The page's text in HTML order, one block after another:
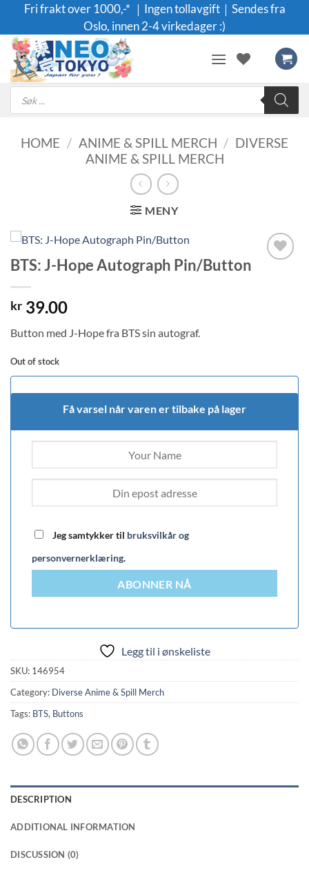
content
Fri frakt over 1000,-* ｜Ingen tollavgift｜Sendes fra
Oslo, innen 2-4 virkedager :)
Products
search
HOME / ANIME & SPILL MERCH / DIVERSE
ANIME & SPILL MERCH
MENY
BTS: J-Hope Autograph Pin/Button
kr 39.00
Button med J-Hope fra BTS sin autograf.
Out of stock
Få varsel når varen er tilbake på lager
Jeg samtykker til bruksvilkår og
personvernerklæring.
ABONNER NÅ
Legg til i ønskeliste
SKU: 146954
Category: Diverse Anime & Spill Merch
Tags: BTS, Buttons
DESCRIPTION
ADDITIONAL INFORMATION
DISCUSSION (0)